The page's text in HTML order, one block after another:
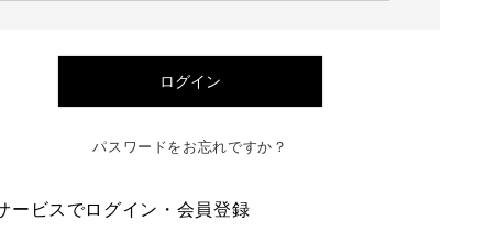
ログイン
パスワードをお忘れですか？
ービスでログイン・会員登録